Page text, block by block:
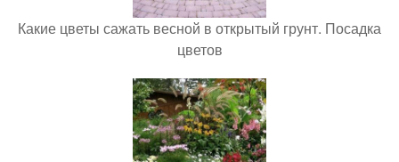
Какие цветы сажать весной в открытый грунт. Посадка
цветов